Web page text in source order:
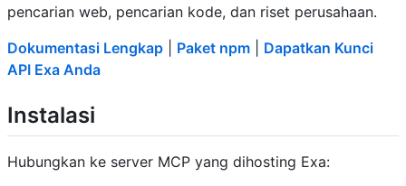
pencarian web, pencarian kode, dan riset perusahaan.
Dokumentasi Lengkap
Paket npm
Dapatkan Kunci
API Exa Anda
Instalasi
Hubungkan ke server MCP yang dihosting Exa: